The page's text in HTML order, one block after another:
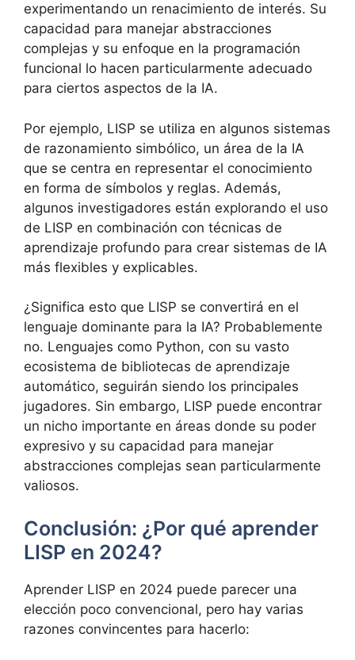
experimentando un renacimiento de interés. Su
capacidad para manejar abstracciones
complejas y su enfoque en la programación
funcional lo hacen particularmente adecuado
para ciertos aspectos de la IA.
Por ejemplo, LISP se utiliza en algunos sistemas
de razonamiento simbólico, un área de la IA
que se centra en representar el conocimiento
en forma de símbolos y reglas. Además,
algunos investigadores están explorando el uso
de LISP en combinación con técnicas de
aprendizaje profundo para crear sistemas de IA
más flexibles y explicables.
¿Significa esto que LISP se convertirá en el
lenguaje dominante para la IA? Probablemente
no. Lenguajes como Python, con su vasto
ecosistema de bibliotecas de aprendizaje
automático, seguirán siendo los principales
jugadores. Sin embargo, LISP puede encontrar
un nicho importante en áreas donde su poder
expresivo y su capacidad para manejar
abstracciones complejas sean particularmente
valiosos.
Conclusión: ¿Por qué aprender
LISP en 2024?
Aprender LISP en 2024 puede parecer una
elección poco convencional, pero hay varias
razones convincentes para hacerlo: